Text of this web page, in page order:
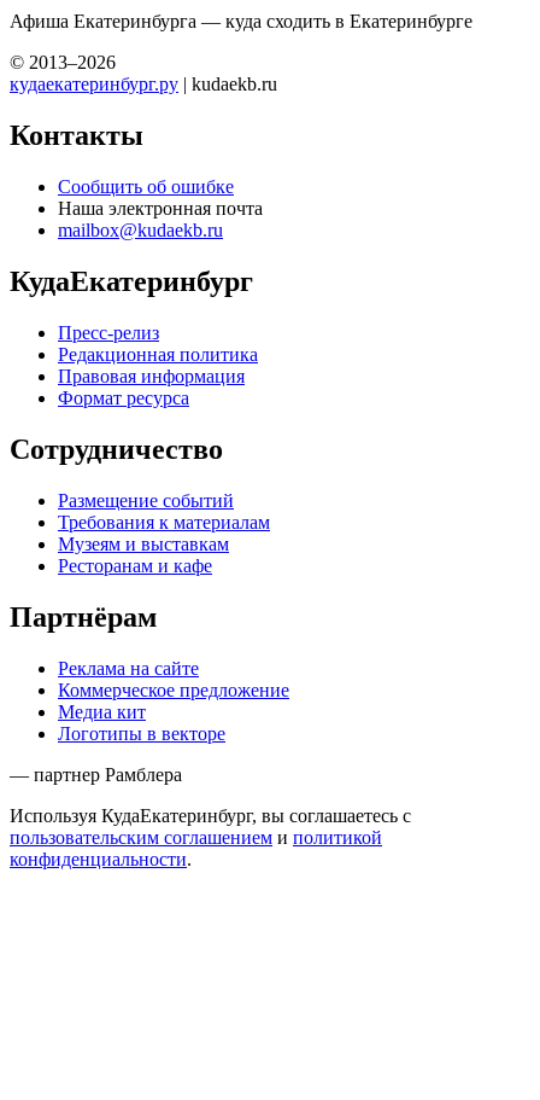
Афиша Екатеринбурга — куда сходить в Екатеринбурге
© 2013–2026
кудаекатеринбург.ру | kudaekb.ru
Контакты
Сообщить об ошибке
Наша электронная почта
mailbox@kudaekb.ru
КудаЕкатеринбург
Пресс-релиз
Редакционная политика
Правовая информация
Формат ресурса
Сотрудничество
Размещение событий
Требования к материалам
Музеям и выставкам
Ресторанам и кафе
Партнёрам
Реклама на сайте
Коммерческое предложение
Медиа кит
Логотипы в векторе
— партнер Рамблера
Используя КудаЕкатеринбург, вы соглашаетесь с
пользовательским соглашением и политикой
конфиденциальности.